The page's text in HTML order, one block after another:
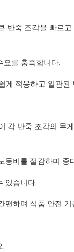
반죽 조각을 빠르
를 충족합니다.
적응하고 일관된
각 반죽 조각의
비를 절감하며 중
있습니다.
하며 식품 안전
.